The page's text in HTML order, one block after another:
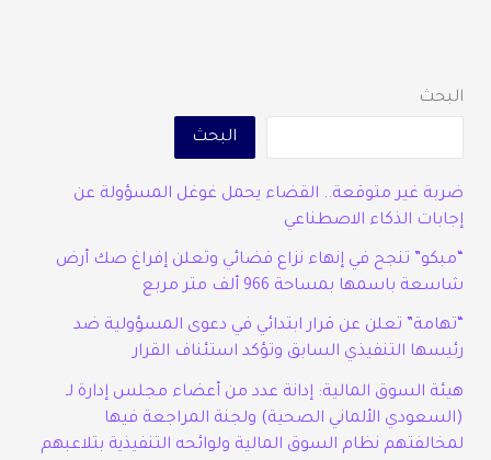
البحث
البحث
ضربة غير متوقعة.. القضاء يحمل غوغل المسؤولة عن
إجابات الذكاء الاصطناعي
“مبكو” تنجح في إنهاء نزاع قضائي وتعلن إفراغ صك أرض
شاسعة باسمها بمساحة 966 ألف متر مربع
“تهامة” تعلن عن قرار ابتدائي في دعوى المسؤولية ضد
رئيسها التنفيذي السابق وتؤكد استئناف القرار
هيئة السوق المالية: إدانة عدد من أعضاء مجلس إدارة لـ
(السعودي الألماني الصحية) ولجنة المراجعة فيها
لمخالفتهم نظام السوق المالية ولوائحه التنفيذية بتلاعبهم